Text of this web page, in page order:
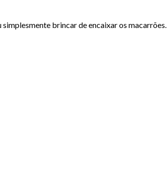
brincar de encaixar os macarrões.